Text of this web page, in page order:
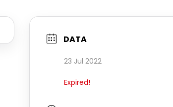
DATA
23 Jul 2022
Expired!